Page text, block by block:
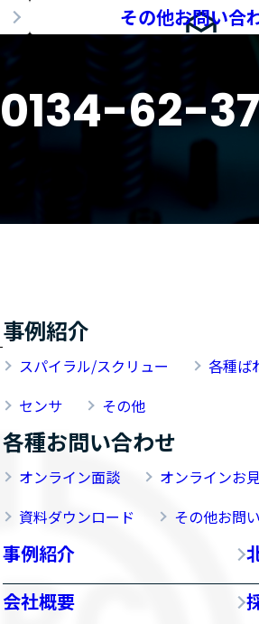
その他お問い合
0134-62-
事例紹介
スパイラル/スクリュー 各種ば
センサ
その他
各種お問い合わせ
オンライン面談 オンラインお
資料ダウンロード
その他お問
事例紹介
会社概要